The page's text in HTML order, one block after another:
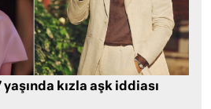
kızla aşk iddiası